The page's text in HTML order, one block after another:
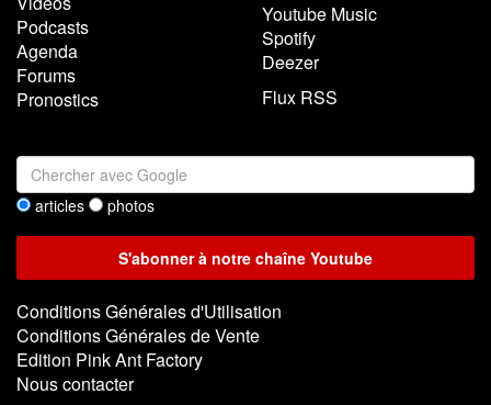
Podcasts
Agenda
Forums
Pronostics
Youtube Music
Spotify
Deezer
Flux RSS
articles photos
Conditions Générales d'Utilisation
Conditions Générales de Vente
Edition Pink Ant Factory
Nous contacter